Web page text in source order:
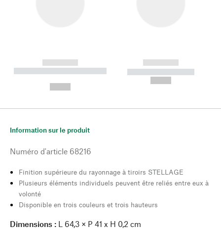
------------
----------- ----------- --------
------------
----------- -----------
Information sur le produit
Numéro d'article 68216
Finition supérieure du rayonnage à tiroirs STELLAGE
Plusieurs éléments individuels peuvent être reliés entre eux à
volonté
Disponible en trois couleurs et trois hauteurs
Dimensions : L 64,3 × P 41 x H 0,2 cm